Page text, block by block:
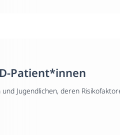
Patient*innen
Jugendlichen, deren